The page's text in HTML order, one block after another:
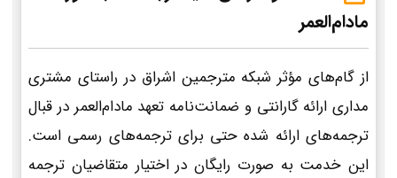
مادام‌العمر
از گام‌های مؤثر شبکه مترجمین اشراق در راستای مشتری
مداری ارائه گارانتی و ضمانت‌نامه تعهد مادام‌العمر در قبال
ترجمه‌های ارائه شده حتی برای ترجمه‌های رسمی است.
این خدمت به صورت رایگان در اختیار متقاضیان ترجمه